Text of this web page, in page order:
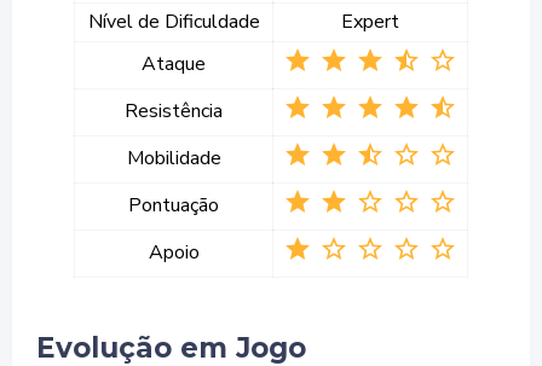
Nível de Dificuldade
Expert
Ataque
star star star star_half star_border
Resistência star star star star star_half
Mobilidade star star star_half star_border star_border
Pontuação star star star_border star_border star_border
Apoio star star_border star_border star_border star_border
Evolução em Jogo